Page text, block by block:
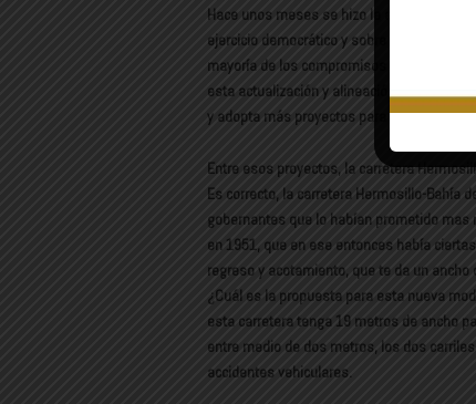
Hace unos meses se hizo la actualización
ejercicio democrático y sobre todo de
mayoría de los compromisos que venían
esta actualización y alineación con el Plan
y adopta más proyectos para seguir
Entre esos proyectos, la carretera
Es correcto, la carretera Hermosillo-Bahía
gobernantes que lo habían prometido
en 1951, que en ese entonces había
regreso y acotamiento, que te da un
¿Cuál es la propuesta para esta nueva
esta carretera tenga 19 metros de ancho
entre medio de dos metros, los dos
accidentes vehiculares.